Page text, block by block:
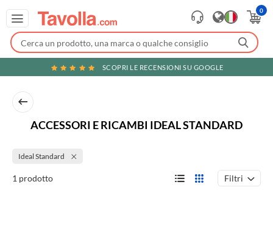
0
SCOPRI LE RECENSIONI SU GOOGLE
ACCESSORI E RICAMBI IDEAL STANDARD
Ideal Standard
1 prodotto Filtri